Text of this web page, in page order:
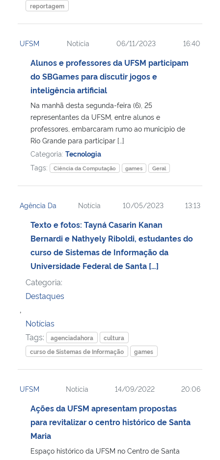
reportagem
UFSM Notícia 06/11/2023 16:40
Alunos e professores da UFSM participam
do SBGames para discutir jogos e
inteligência artificial
Na manhã desta segunda-feira (6), 25
representantes da UFSM, entre alunos e
professores, embarcaram rumo ao município de
Rio Grande para participar […]
Categoria: Tecnologia
Tags:
Ciência da Computação games Geral
Agência Da Notícia 10/05/2023 13:13
Texto e fotos: Tayná Casarin Kanan
Bernardi e Nathyely Riboldi, estudantes do
curso de Sistemas de Informação da
Universidade Federal de Santa […]
Categoria:
Destaques
,
Notícias
Tags:
agenciadahora
cultura
curso de Sistemas de Informação
games
UFSM Notícia 14/09/2022 20:06
Ações da UFSM apresentam propostas
para revitalizar o centro histórico de Santa
Maria
Espaço histórico da UFSM no Centro de Santa